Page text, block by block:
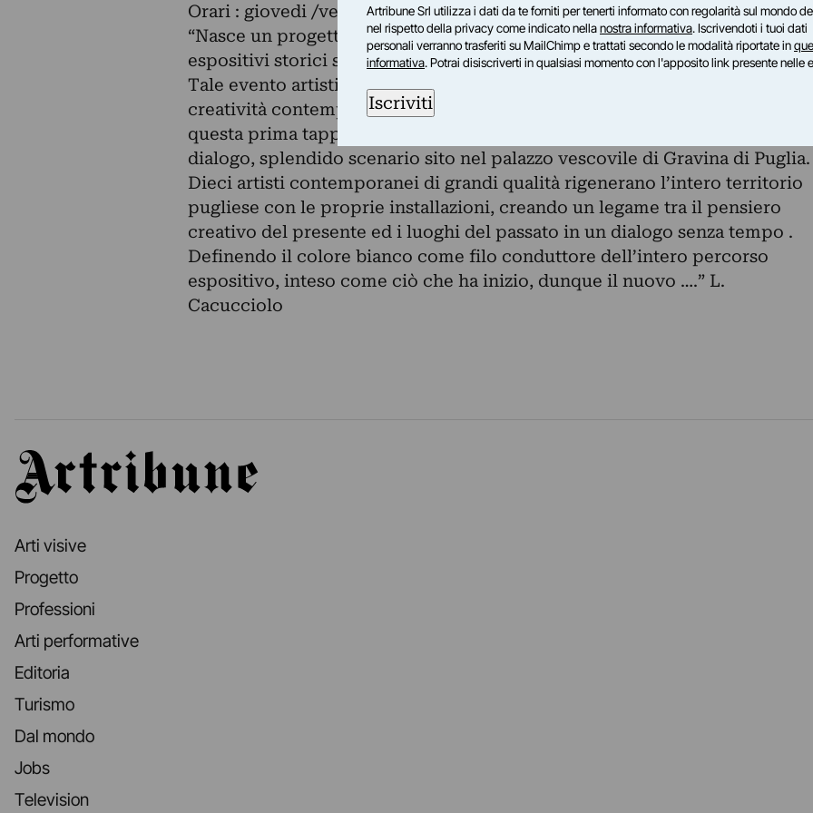
Orari : giovedi /venerdi 18,30 –21,30 sabato /domenica 18,30 –22
“Nasce un progetto artistico itinere, articolato nei diversi contenitori
espositivi storici sull’intero territorio regionale “Rigenerazione ipogea” .
Tale evento artistico, voluto allo scopo di interagire tra pensiero e
creatività contemporanea con le tracce essenziali del passato, vede in
questa prima tappa un luogo che in tal senso esalta ed amplifica tale
dialogo, splendido scenario sito nel palazzo vescovile di Gravina di Puglia.
Dieci artisti contemporanei di grandi qualità rigenerano l’intero territorio
pugliese con le proprie installazioni, creando un legame tra il pensiero
creativo del presente ed i luoghi del passato in un dialogo senza tempo .
Definendo il colore bianco come filo conduttore dell’intero percorso
espositivo, inteso come ciò che ha inizio, dunque il nuovo ….” L.
Cacucciolo
Artribune
Arti visive
Progetto
Professioni
Arti performative
Editoria
Turismo
Dal mondo
Jobs
Television
Artribune Srl utilizza i dati da te forniti per tenerti informato con regolarità sul mondo
nel rispetto della privacy come indicato nellanostra informativa. Iscrivendoti i tuoi dati
personali verranno trasferiti su MailChimp e trattati secondo le modalità riportate in
informativa. Potrai disiscriverti in qualsiasi momento con l'apposito link presente nelle
Iscriviti